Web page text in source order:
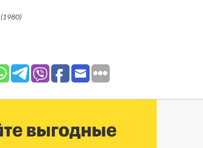
(1980)